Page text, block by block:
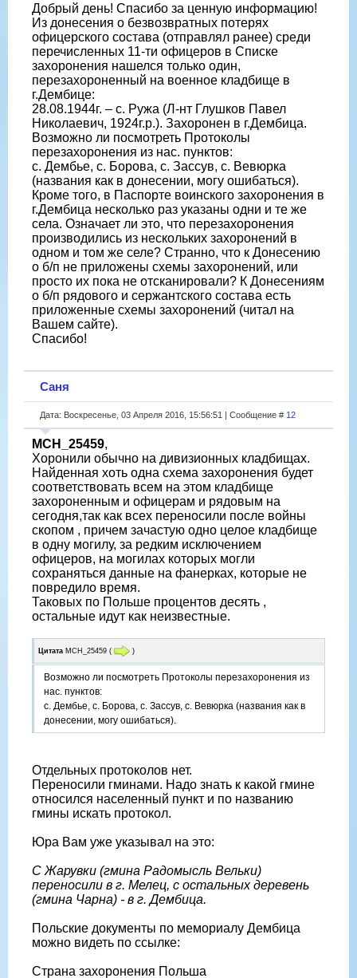
Добрый день! Спасибо за ценную информацию!
Из донесения о безвозвратных потерях
офицерского состава (отправлял ранее) среди
перечисленных 11-ти офицеров в Списке
захоронения нашелся только один,
перезахороненный на военное кладбище в
г.Дембице:
28.08.1944г. – с. Ружа (Л-нт Глушков Павел
Николаевич, 1924г.р.). Захоронен в г.Дембица.
Возможно ли посмотреть Протоколы
перезахоронения из нас. пунктов:
с. Дембье, с. Борова, с. Зассув, с. Вевюрка
(названия как в донесении, могу ошибаться).
Кроме того, в Паспорте воинского захоронения в
г.Дембица несколько раз указаны одни и те же
села. Означает ли это, что перезахоронения
производились из нескольких захоронений в
одном и том же селе? Странно, что к Донесению
о б/п не приложены схемы захоронений, или
просто их пока не отсканировали? К Донесениям
о б/п рядового и сержантского состава есть
приложенные схемы захоронений (читал на
Вашем сайте).
Спасибо!
Саня
Дата: Воскресенье, 03 Апреля 2016, 15:56:51 | Сообщение # 12
МСН_25459,
Хоронили обычно на дивизионных кладбищах.
Найденная хоть одна схема захоронения будет
соответствовать всем на этом кладбище
захороненным и офицерам и рядовым на
сегодня,так как всех переносили после войны
скопом , причем зачастую одно целое кладбище
в одну могилу, за редким исключением
офицеров, на могилах которых могли
сохраняться данные на фанерках, которые не
повредило время.
Таковых по Польше процентов десять ,
остальные идут как неизвестные.
Цитата МСН_25459 ( )
Возможно ли посмотреть Протоколы перезахоронения из
нас. пунктов:
с. Дембье, с. Борова, с. Зассув, с. Вевюрка (названия как в
донесении, могу ошибаться).
Отдельных протоколов нет.
Переносили гминами. Надо знать к какой гмине
относился населенный пункт и по названию
гмины искать протокол.
Юра Вам уже указывал на это:
С Жарувки (гмина Радомысль Вельки)
переносили в г. Мелец, с остальных деревень
(гмина Чарна) - в г. Дембица.
Польские документы по мемориалу Дембица
можно видеть по ссылке:
Страна захоронения Польша